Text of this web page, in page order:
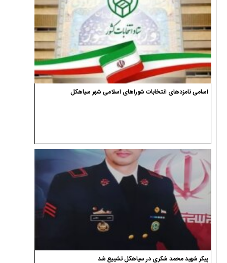
اسامی نامزدهای انتخابات شوراهای اسلامی شهر سیاهکل
پیکر شهید محمد شکری در سیاهکل تشییع شد